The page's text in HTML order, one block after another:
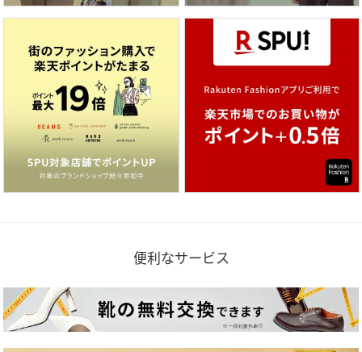
便利なサービス